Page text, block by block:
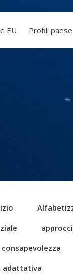
EU Profili paese
adattativa